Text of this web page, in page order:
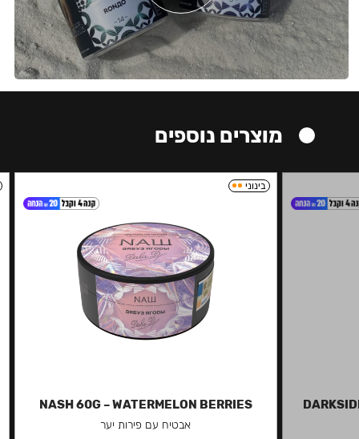
מוצרים נוספים
בינוני
NASH 60G – WATERMELON BERRIES
אבטיח עם פירות יער